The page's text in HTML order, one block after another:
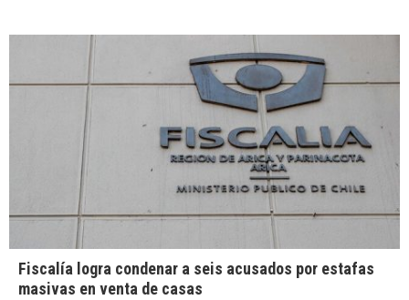
Fiscalía logra condenar a seis acusados por estafas
masivas en venta de casas